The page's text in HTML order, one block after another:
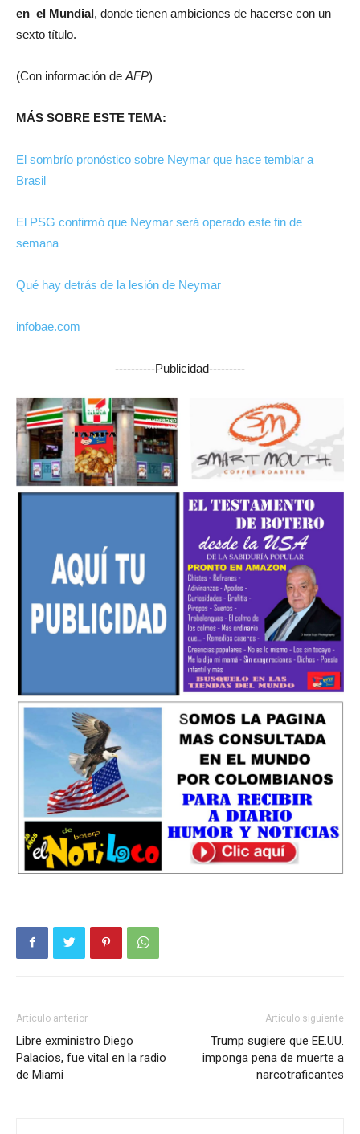
en el Mundial, donde tienen ambiciones de hacerse con un
sexto título.
(Con información de AFP)
MÁS SOBRE ESTE TEMA:
El sombrío pronóstico sobre Neymar que hace temblar a
Brasil
El PSG confirmó que Neymar será operado este fin de
semana
Qué hay detrás de la lesión de Neymar
infobae.com
----------Publicidad---------
Artículo anterior
Libre exministro Diego
Palacios, fue vital en la radio
de Miami
Artículo siguiente
Trump sugiere que EE.UU.
imponga pena de muerte a
narcotraficantes